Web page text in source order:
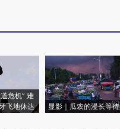
危机” 难
飞地休达
显影｜瓜农的漫长等待